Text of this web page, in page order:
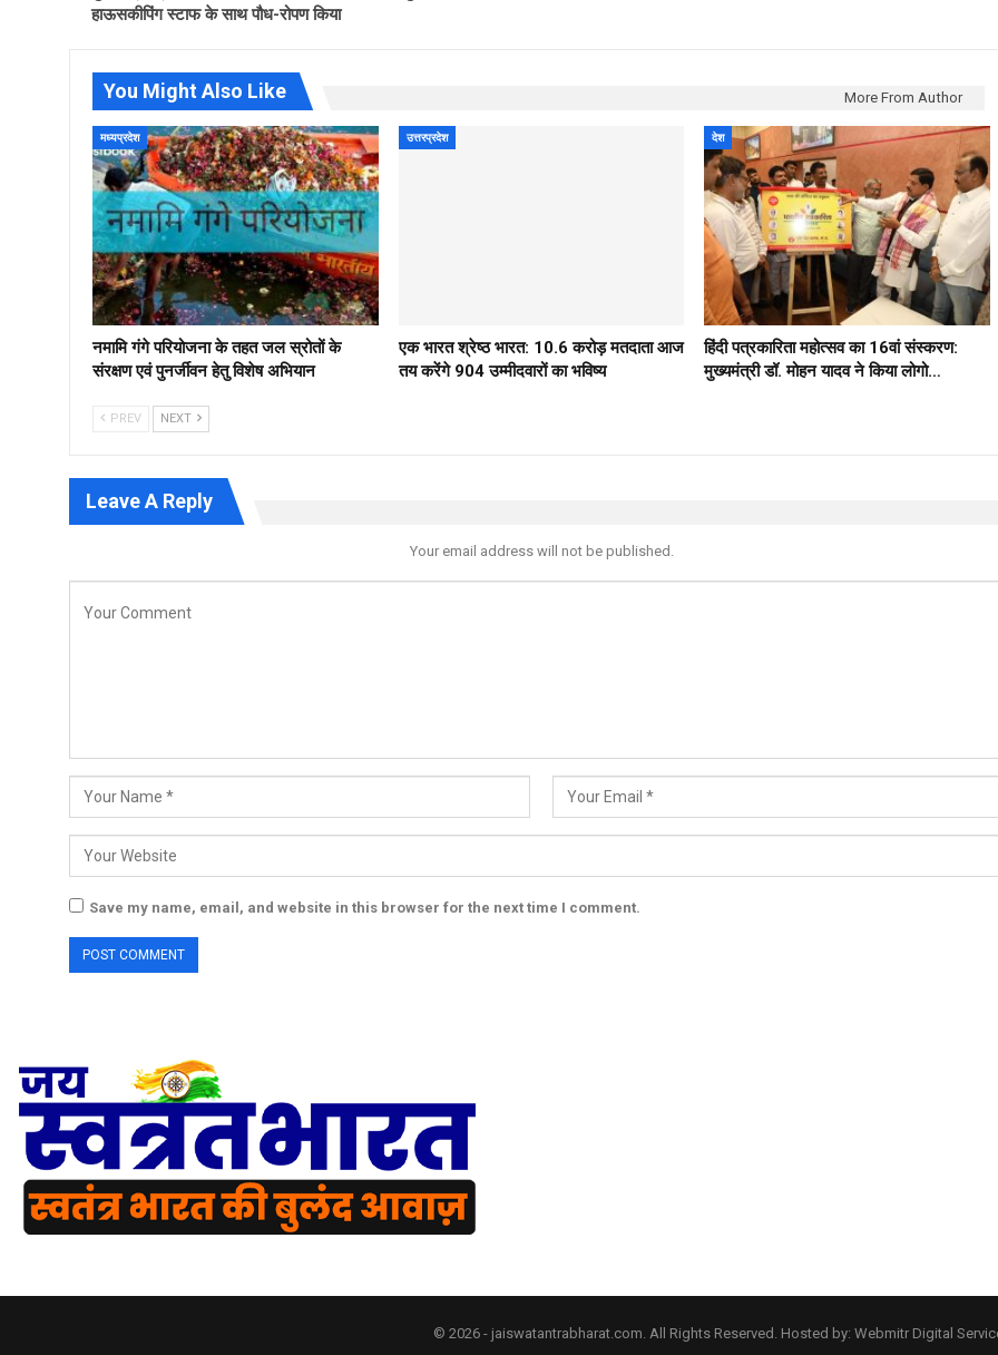
हाऊसकीपिंग स्टाफ के साथ पौध-रोपण किया
You Might Also Like More From Author
मध्यप्रदेश
नमामि गंगे परियोजना के तहत जल स्रोतों के
संरक्षण एवं पुनर्जीवन हेतु विशेष अभियान
उत्तरप्रदेश
एक भारत श्रेष्ठ भारत: 10.6 करोड़ मतदाता आज
तय करेंगे 904 उम्मीदवारों का भविष्य
देश
हिंदी पत्रकारिता महोत्सव का 16वां संस्करण:
मुख्यमंत्री डॉ. मोहन यादव ने किया लोगो…
PREV NEXT
Leave A Reply
Your email address will not be published.
Save my name, email, and website in this browser for the next time I comment.
© 2026 - jaiswatantrabharat.com. All Rights Reserved. Hosted by: Webmitr Digital